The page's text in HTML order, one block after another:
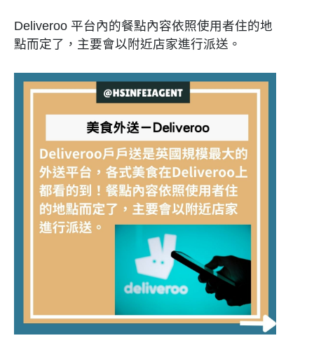
Deliveroo 平台內的餐點內容依照使用者住的地
點而定了，主要會以附近店家進行派送。